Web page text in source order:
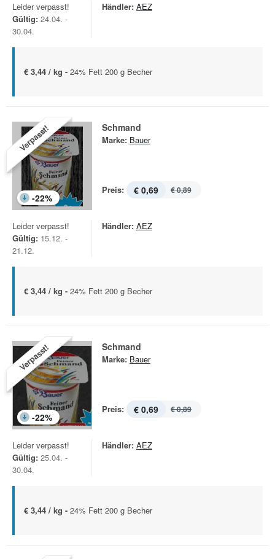
Leider verpasst!
Gültig: 24.04. -
30.04.
Händler: AEZ
€ 3,44 / kg - 24% Fett 200 g Becher
Verpasst!
-22%
Schmand
Marke: Bauer
Preis: € 0,69 € 0,89
Leider verpasst!
Gültig: 15.12. -
21.12.
Händler: AEZ
€ 3,44 / kg - 24% Fett 200 g Becher
Verpasst!
-22%
Schmand
Marke: Bauer
Preis: € 0,69 € 0,89
Leider verpasst!
Gültig: 25.04. -
30.04.
Händler: AEZ
€ 3,44 / kg - 24% Fett 200 g Becher